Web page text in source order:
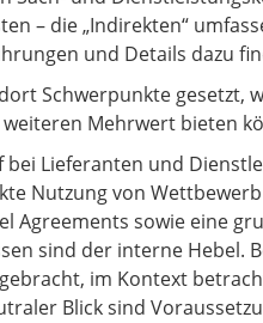
– die „Indirekten“
und Details dazu
Schwerpunkte gesetzt,
Mehrwert bieten
bei Lieferanten und
Nutzung von
Agreements sowie eine
sind der interne Hebel.
im Kontext
Blick sind